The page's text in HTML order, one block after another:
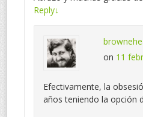
Reply↓
on 11
Efectivamente, la
años teniendo la opción